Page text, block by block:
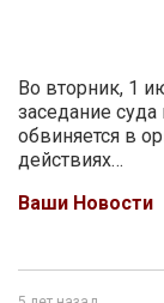
Во вторник, 1
заседание
обвиняется в
действиях…
Ваши Новости